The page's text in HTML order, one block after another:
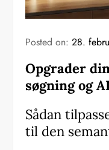
Posted on:28.
Opgrader
søgning og
Sådan
til den